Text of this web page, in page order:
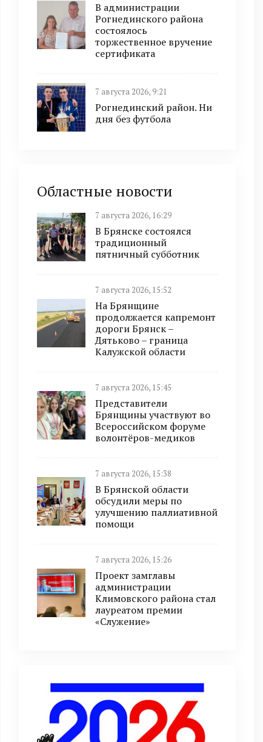
В администрации
Рогнединского района
состоялось
торжественное вручение
сертификата
7 августа 2026, 9:21
Рогнединский район. Ни
дня без футбола
Областные новости
7 августа 2026, 16:29
В Брянске состоялся
традиционный
пятничный субботник
7 августа 2026, 15:52
На Брянщине
продолжается капремонт
дороги Брянск –
Дятьково – граница
Калужской области
7 августа 2026, 15:45
Представители
Брянщины участвуют во
Всероссийском форуме
волонтёров-медиков
7 августа 2026, 15:38
В Брянской области
обсудили меры по
улучшению паллиативной
помощи
7 августа 2026, 15:26
Проект замглавы
администрации
Климовского района стал
лауреатом премии
«Служение»